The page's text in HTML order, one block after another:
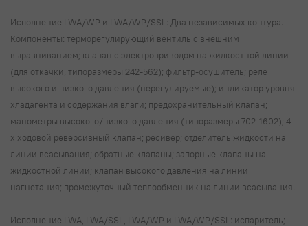
Исполнение LWA/WP и LWA/WP/SSL: Два независимых контура.
Компоненты: терморегулирующий вентиль с внешним
выравниванием; клапан с электроприводом на жидкостной линии
(для откачки, типоразмеры 242-562); фильтр-осушитель; реле
высокого и низкого давления (нерегулируемые); индикатор уровня
хладагента и содержания влаги; предохранительный клапан;
манометры высокого/низкого давления (типоразмеры 702-1602); 4-
х ходовой реверсивный клапан; ресивер; отделитель жидкости на
линии всасывания; обратные клапаны; запорные клапаны на
жидкостной линии; клапан высокого давления на линии
нагнетания; промежуточный теплообменник на линии всасывания.
Исполнение LWA, LWA/SSL, LWA/WP и LWA/WP/SSL: испаритель;